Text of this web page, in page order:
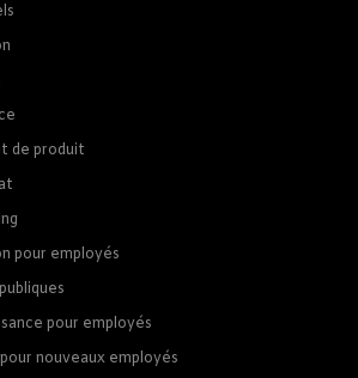
de produit
pour employés
pour employés
nouveaux employés